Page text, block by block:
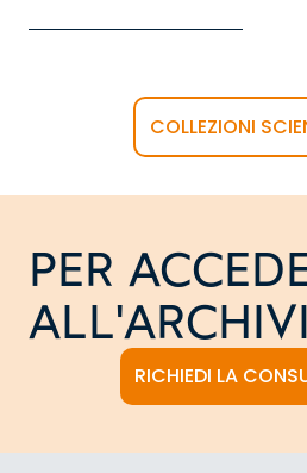
COLLEZIONI
PER
RICHIEDI LA